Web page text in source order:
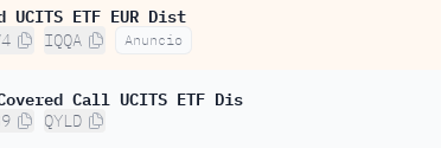
ETF EUR Dist
IQQA Anuncio
Call UCITS ETF Dis
QYLD